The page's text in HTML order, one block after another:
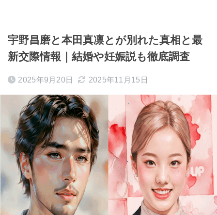
宇野昌磨と本田真凛とが別れた真相と最
新交際情報｜結婚や妊娠説も徹底調査
2025年9月20日 2025年11月15日